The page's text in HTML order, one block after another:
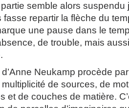
semble alors suspendu
fasse repartir la flèche du
une pause dans le
de trouble, mais
Neukamp procède par
de sources, de
et de couches de matière.